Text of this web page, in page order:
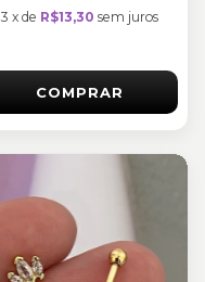
3 x de R$13,30 sem juros
COMPRAR